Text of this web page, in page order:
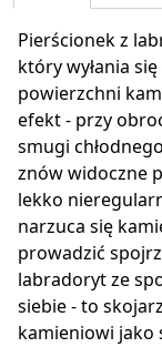
Pierścionek z
który wyłania
powierzchni
efekt - przy
smugi
znów widoczne
lekko
narzuca się
prowadzić
labradoryt ze
siebie - to
kamieniowi jako